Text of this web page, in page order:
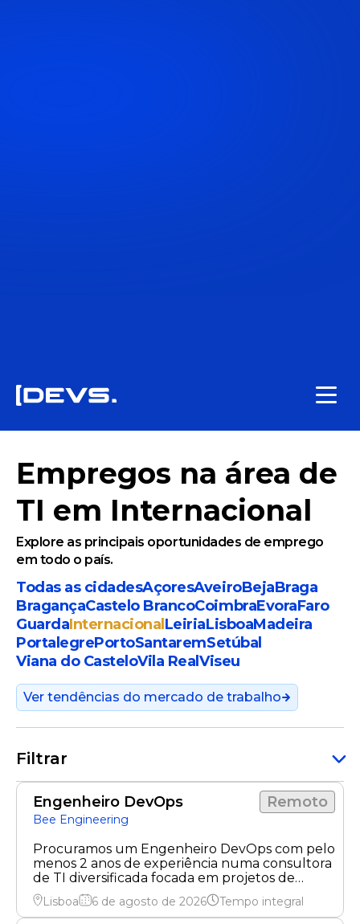
Empregos na área de
TI em Internacional
Explore as principais oportunidades de emprego
em todo o país.
Todas as cidadesAçoresAveiroBejaBraga
BragançaCastelo BrancoCoimbraEvoraFaro
GuardaInternacional LeiriaLisboaMadeira
PortalegrePortoSantaremSetúbal
Viana do CasteloVila RealViseu
Ver tendências do mercado de trabalho
Filtrar
Engenheiro DevOps Remoto
Bee Engineering
Procuramos um Engenheiro DevOps com pelo
menos 2 anos de experiência numa consultora
de TI diversificada focada em projetos de
engenharia.
Lisboa 6 de agosto de 2026 Tempo integral